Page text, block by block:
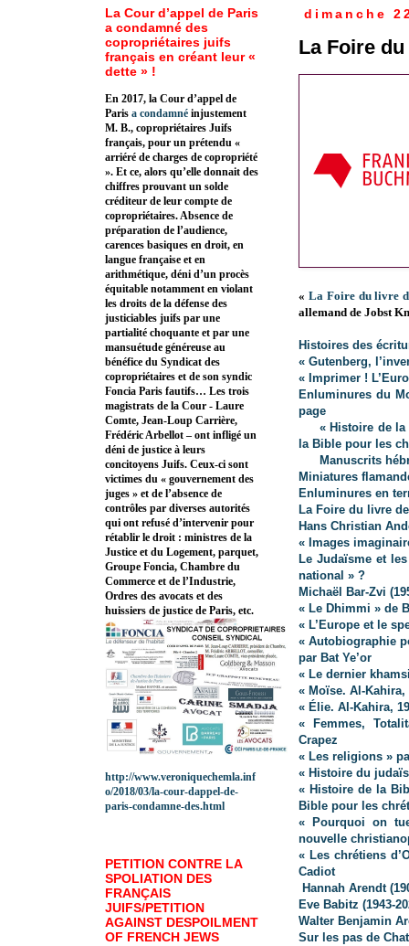
dimanche
La Foire
« La Foire du livre
allemand de Jobst
Histoires des
« Gutenberg,
« Imprimer !
Enluminures du
page
« Histoire de
la Bible pour les
Manuscrits
Miniatures
Enluminures en
La Foire du livre
Hans Christian
« Images
Le Judaïsme et
national » ?
Michaël Bar-Zvi
« Le Dhimmi » de
« L’Europe et le
« Autobiographie
par Bat Ye’or
« Le dernier
« Moïse. Al-Kahira,
« Élie. Al-Kahira,
« Femmes,
Crapez
« Les religions »
« Histoire du
« Histoire de la
Bible pour les
« Pourquoi on
nouvelle
« Les chrétiens
Cadiot
Hannah Arendt
Eve Babitz (1943-
Walter Benjamin
Sur les pas de
La Cour d’appel de Paris
a condamné des
copropriétaires juifs
français en créant leur «
dette » !
En 2017, la Cour d’appel de
Paris a condamné injustement
M. B., copropriétaires Juifs
français, pour un prétendu «
arriéré de charges de copropriété
». Et ce, alors qu’elle donnait des
chiffres prouvant un solde
créditeur de leur compte de
copropriétaires. Absence de
préparation de l’audience,
carences basiques en droit, en
langue française et en
arithmétique, déni d’un procès
équitable notamment en violant
les droits de la défense des
justiciables juifs par une
partialité choquante et par une
mansuétude généreuse au
bénéfice du Syndicat des
copropriétaires et de son syndic
Foncia Paris fautifs… Les trois
magistrats de la Cour - Laure
Comte, Jean-Loup Carrière,
Frédéric Arbellot – ont infligé un
déni de justice à leurs
concitoyens Juifs. Ceux-ci sont
victimes du « gouvernement des
juges » et de l’absence de
contrôles par diverses autorités
qui ont refusé d’intervenir pour
rétablir le droit : ministres de la
Justice et du Logement, parquet,
Groupe Foncia, Chambre du
Commerce et de l’Industrie,
Ordres des avocats et des
huissiers de justice de Paris, etc.
http://www.veroniquechemla.inf
o/2018/03/la-cour-dappel-de-
paris-condamne-des.html
PETITION CONTRE LA
SPOLIATION DES
FRANÇAIS
JUIFS/PETITION
AGAINST DESPOILMENT
OF FRENCH JEWS